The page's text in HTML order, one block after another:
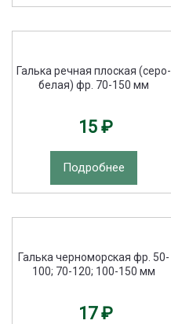
Галька речная плоская (серо-
белая) фр. 70-150 мм
15 ₽
Подробнее
Галька черноморская фр. 50-
100; 70-120; 100-150 мм
17 ₽